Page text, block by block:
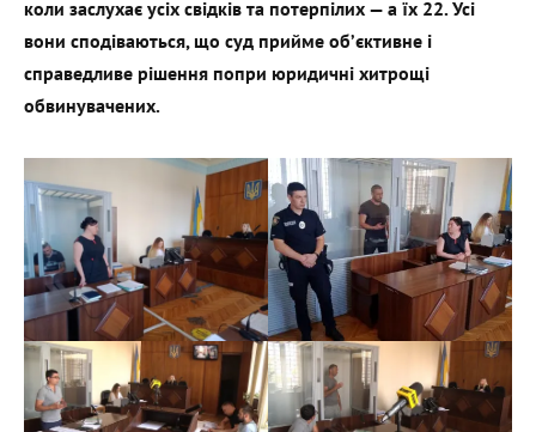
коли заслухає усіх свідків та потерпілих — а їх 22. Усі
вони сподіваються, що суд прийме обʼєктивне і
справедливе рішення попри юридичні хитрощі
обвинувачених.